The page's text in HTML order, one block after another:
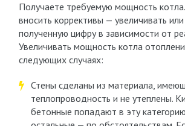
Получаете требуемую мощность
вносить коррективы — увеличивать
полученную цифру в зависимости от
Увеличивать мощность котла
следующих случаях:
Стены сделаны из материала,
теплопроводность и не утеплены.
бетонные попадают в эту